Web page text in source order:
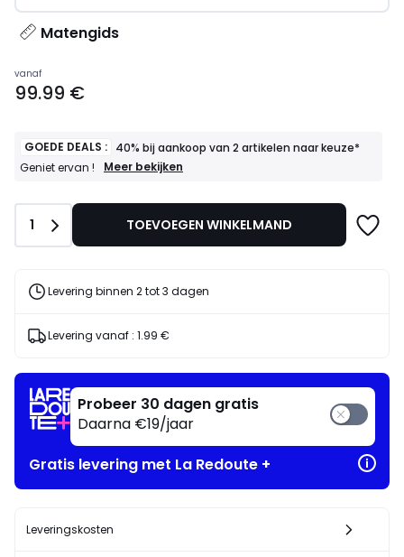
Matengids
Prijs
vanaf
vanaf
99.99 €
GOEDE DEALS : 40% bij aankoop van 2 artikelen naar keuze*
Geniet ervan !
GOEDE
artikelen
Geniet
Meer bekijken
Aantal
1 TOEVOEGEN WINKELMAND
Levering binnen 2 tot 3 dagen
Levering vanaf : 1.99 €
Probeer 30 dagen gratis
Daarna €19/jaar
Gratis levering met La Redoute +
Leveringskosten